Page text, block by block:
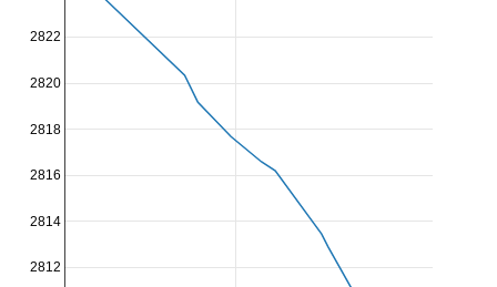
2812
2814
2816
2818
2820
2822